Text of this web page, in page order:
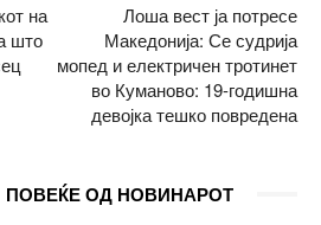
на
што
Лоша вест ја потресе
Македонија: Се судрија
мопед и електричен тротинет
во Куманово: 19-годишна
девојка тешко повредена
ПОВЕЌЕ ОД НОВИНАРОТ